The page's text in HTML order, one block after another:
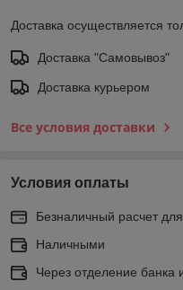
Доставка осуществляется
Доставка "Самовывоз"
Доставка курьером
Все условия доставки
Условия оплаты
Безналичный расчет
Наличными
Через отделение банка